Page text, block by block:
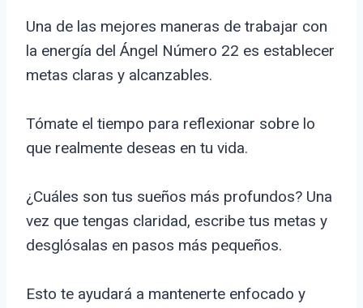
Una de las mejores maneras de trabajar con
la energía del Ángel Número 22 es establecer
metas claras y alcanzables.
Tómate el tiempo para reflexionar sobre lo
que realmente deseas en tu vida.
¿Cuáles son tus sueños más profundos? Una
vez que tengas claridad, escribe tus metas y
desglósalas en pasos más pequeños.
Esto te ayudará a mantenerte enfocado y